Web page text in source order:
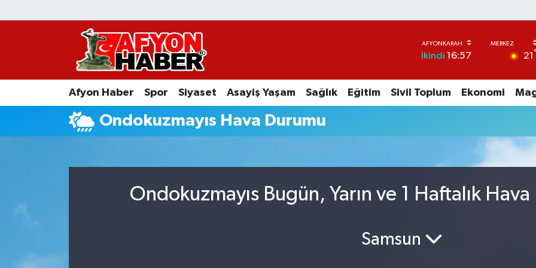
İkindi 16:57 21 °
Afyon Haber Spor Siyaset Asayiş Yaşam Sağlık Eğitim Sivil Toplum Ekonomi
Ondokuzmayıs Hava Durumu
Ondokuzmayıs Bugün, Yarın ve 1 Haftalık
Samsun
Afyon Haber
Spor
Asayiş Yaşam
Ekonomi